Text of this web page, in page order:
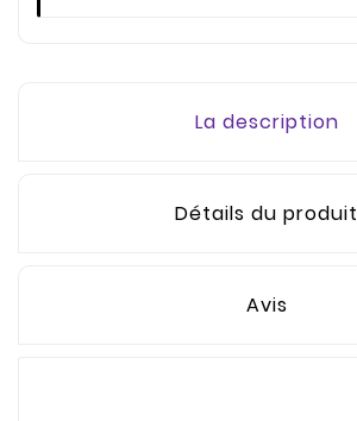
La description
Détails du produit
Avis